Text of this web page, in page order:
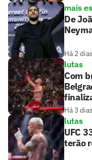
mais
De
Há 2 dias
lutas
Com
Há 3 dias
lutas
UFC
terão